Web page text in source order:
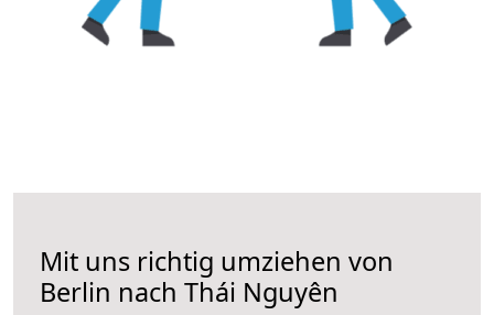
Mit uns richtig umziehen von
Berlin nach Thái Nguyên